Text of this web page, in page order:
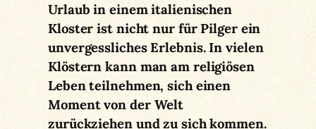
Urlaub in einem italienischen
Kloster ist nicht nur für Pilger ein
unvergessliches Erlebnis. In vielen
Klöstern kann man am religiösen
Leben teilnehmen, sich einen
Moment von der Welt
zurückziehen und zu sich kommen.